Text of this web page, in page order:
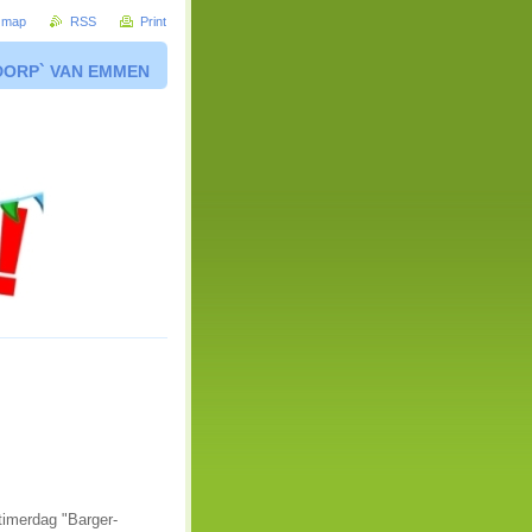
VAN EMMEN
"Barger-
RSS Print